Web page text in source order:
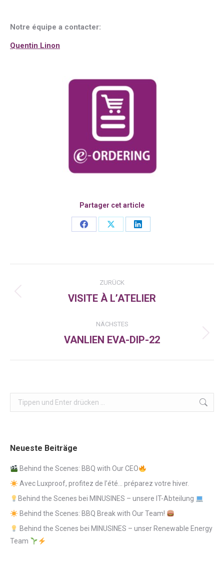
Notre équipe a contacter:
Quentin Linon
Partager cet article
Share
Share
Share
Kommentarnavigation
ZURÜCK
Vorheriger
VISITE À L’ATELIER
NÄCHSTES
Nächster
VANLIEN EVA-DIP-22
Search:
Neueste Beiträge
Behind the Scenes: BBQ with Our CEO
Avec Luxproof, profitez de l’été… préparez votre hiver.
Behind the Scenes bei MINUSINES – unsere IT-Abteilung
Behind the Scenes: BBQ Break with Our Team!
Behind the Scenes bei MINUSINES – unser Renewable Energy
Team